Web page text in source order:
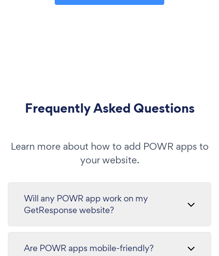
Frequently Asked Questions
Learn more about how to add POWR apps to
your website.
Will any POWR app work on my
GetResponse website?
Are POWR apps mobile-friendly?